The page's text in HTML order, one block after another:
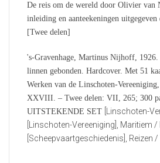
De reis om de wereld door Olivier van
inleiding en aanteekeningen
[Twee delen]
's-Gravenhage, Martinus Nijhoff,
linnen gebonden. Hardcover. Met 51
Werken van de Linschoten-
XXVIII. – Twee delen: VII, 265; 300
UITSTEKENDE SET
[Linschoten-
[Linschoten-Vereeniging], Maritiem
[Scheepvaartgeschiedenis], Reizen /